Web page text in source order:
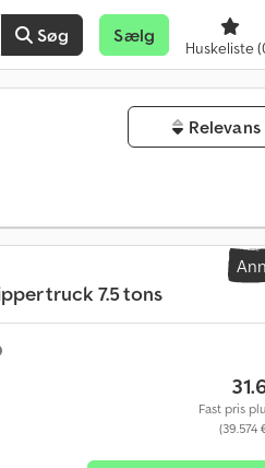
Søg Sælg
Huskeliste
Relevans
truck 7.5 tons
Fast pris
(39.574